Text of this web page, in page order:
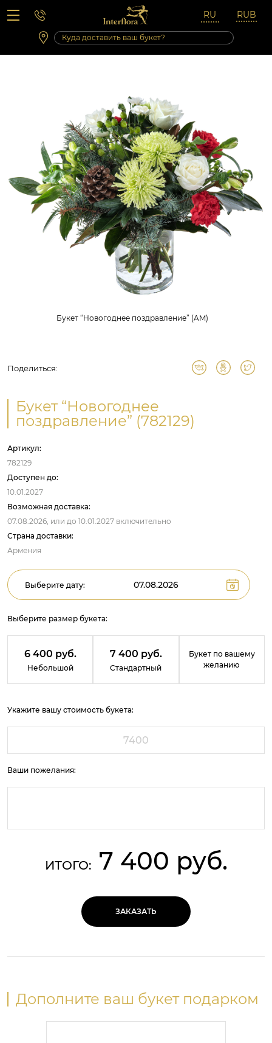
Вопросы-ответы
Сб 10:00 ‐ 14:00
Выходные и праздничные дни
Букет “Новогоднее поздравление” (AM)
Поделиться:
Букет “Новогоднее
поздравление” (782129)
Артикул:
782129
Доступен до:
10.01.2027
Возможная доставка:
07.08.2026, или до 10.01.2027 включительно
Страна доставки:
Армения
Выберите дату:
Выберите размер букета:
6 400 руб.
Небольшой
7 400 руб.
Стандартный
Букет по вашему
желанию
Укажите вашу стоимость букета:
Ваши пожелания:
ИТОГО: 7 400 руб.
ЗАКАЗАТЬ
Дополните ваш букет подарком